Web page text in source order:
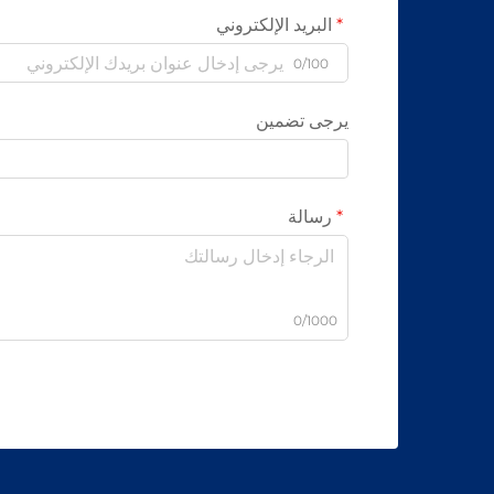
البريد الإلكتروني
0/100
يرجى تضمين
رسالة
0/1000